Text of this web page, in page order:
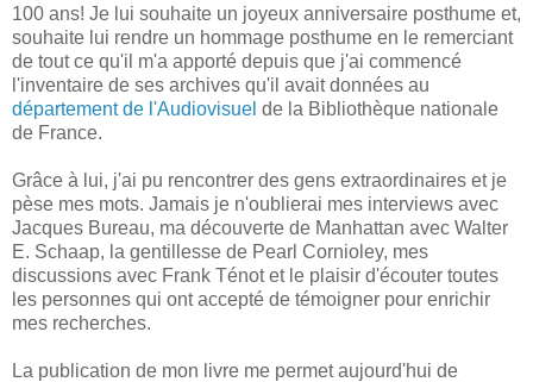
100 ans! Je lui souhaite un joyeux anniversaire posthume et,
souhaite lui rendre un hommage posthume en le remerciant
de tout ce qu'il m'a apporté depuis que j'ai commencé
l'inventaire de ses archives qu'il avait données au
département de l'Audiovisuel de la Bibliothèque nationale
de France.
Grâce à lui, j'ai pu rencontrer des gens extraordinaires et je
pèse mes mots. Jamais je n'oublierai mes interviews avec
Jacques Bureau, ma découverte de Manhattan avec Walter
E. Schaap, la gentillesse de Pearl Cornioley, mes
discussions avec Frank Ténot et le plaisir d'écouter toutes
les personnes qui ont accepté de témoigner pour enrichir
mes recherches.
La publication de mon livre me permet aujourd'hui de